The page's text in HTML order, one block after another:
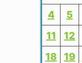
4
5
11
12
18
19